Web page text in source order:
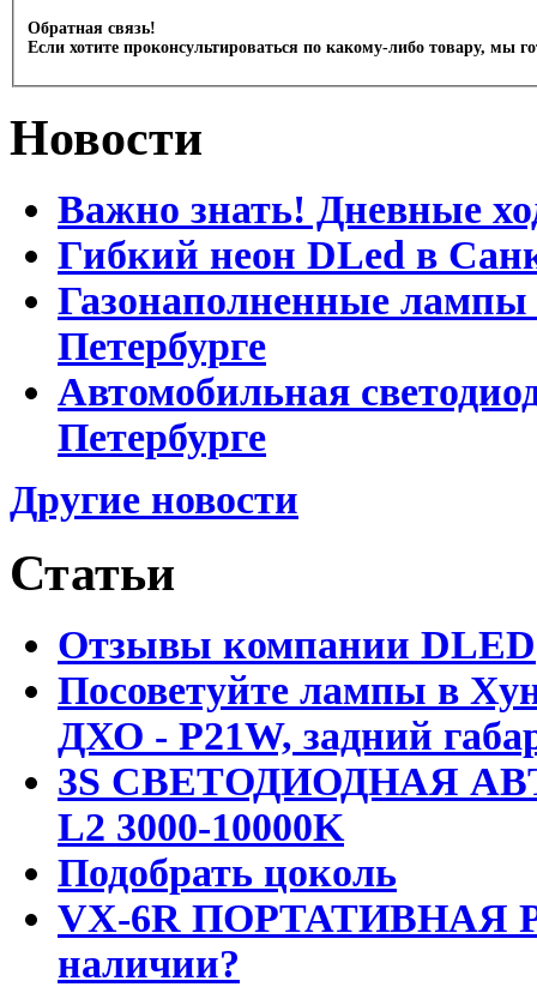
Обратная связь!
Если хотите проконсультироваться по какому-либо товару, мы
Новости
Важно знать! Дневные
Гибкий неон DLed в
Газонаполненные
Петербурге
Автомобильная
Петербурге
Другие новости
Статьи
Отзывы компании DLED
Посоветуйте лампы в
ДХО - P21W, задний
3S СВЕТОДИОДНАЯ
L2 3000-10000K
Подобрать цоколь
VX-6R ПОРТАТИВНАЯ
наличии?